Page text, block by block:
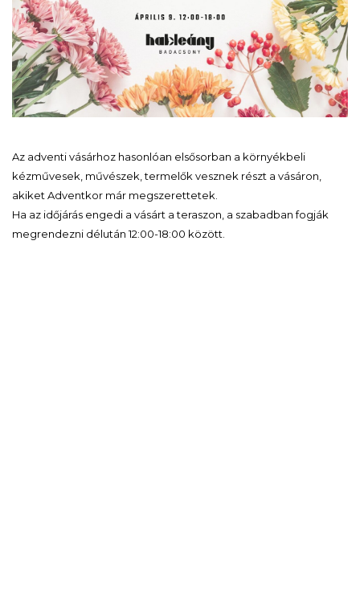
Az adventi vásárhoz hasonlóan elsősorban a környékbeli
kézművesek, művészek, termelők vesznek részt a vásáron,
akiket Adventkor már megszerettetek.
Ha az időjárás engedi a vásárt a teraszon, a szabadban fogják
megrendezni délután 12:00-18:00 között.